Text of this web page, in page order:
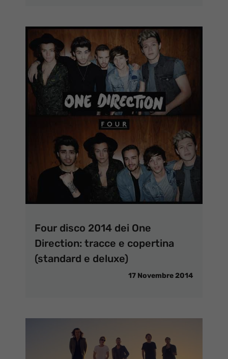
Four disco 2014 dei One
Direction: tracce e copertina
(standard e deluxe)
17 Novembre 2014